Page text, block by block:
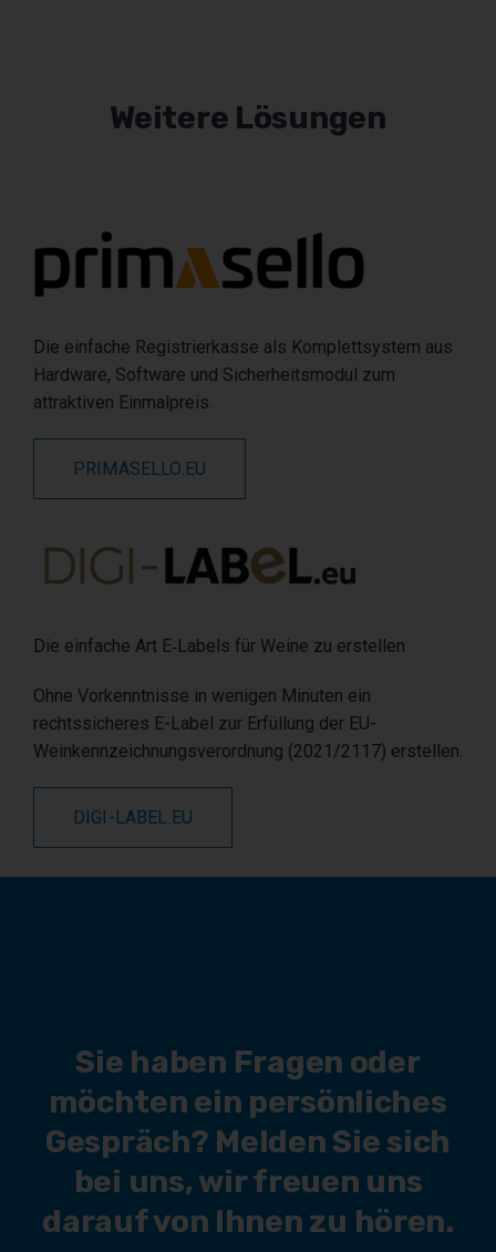
Weitere Lösungen
Die einfache Registrierkasse als Komplettsystem aus
Hardware, Software und Sicherheitsmodul zum
attraktiven Einmalpreis.
PRIMASELLO.EU
Die einfache Art E‑Labels für Weine zu erstellen
Ohne Vorkenntnisse in wenigen Minuten ein
rechtssicheres E-Label zur Erfüllung der EU-
Weinkennzeichnungsverordnung (2021/2117) erstellen.
DIGI-LABEL.EU
Sie haben Fragen oder
möchten ein persönliches
Gespräch? Melden Sie sich
bei uns, wir freuen uns
darauf von Ihnen zu hören.